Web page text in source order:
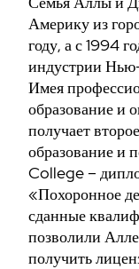
Америку из
году, а с 1994
индустрии
Имея
образование и
получает
образование и
College –
«Похоронное
сданные
позволили
получить